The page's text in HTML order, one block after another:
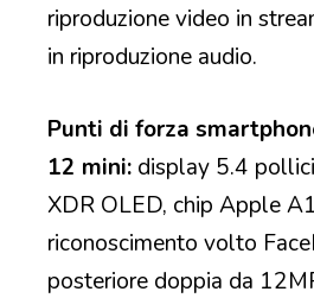
riproduzione video in
in riproduzione audio.
Punti di forza
12 mini: display 5.4
XDR OLED, chip Apple
riconoscimento volto
posteriore doppia da